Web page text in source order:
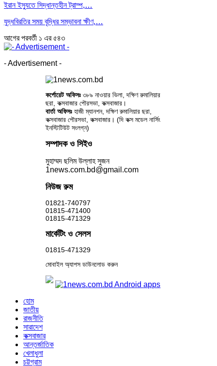
ইরান ইস্যুতে সিদ্ধান্তহীন ট্রাম্প,…
যুদ্ধবিরতির সময় বৃদ্ধির সম্ভাবনা ক্ষীণ,…
আগেরপরবর্তী ১ এর ৫৪৩
- Advertisement -
কর্পোরেট অফিসঃ ৩৮৯ নাওয়ার ভিলা, দক্ষিণ রুমালিয়ার
ছরা, কক্সবাজার পৌরসভা, কক্সবাজার।
বার্তা অফিসঃহাজী ম্যানশন, দক্ষিণ রুমালিয়ার ছরা,
কক্সবাজার পৌরসভা, কক্সবাজার। (দি কক্স মডেল নার্সিং
ইনস্টিটিউট সংলগ্ন)
সম্পাদক ও সিইও
মুহাম্মদ ছলিম উল্লাহ সুজন
1news.com.bd@gmail.com
নিউজ রুম
01821-740797
01815-471400
01815-471329
মার্কেটিং ও সেলস
01815-471329
মোবাইল অ্যাপস ডাউনলোড করুন
হোম
জাতীয়
রাজনীতি
সারাদেশ
কক্সবাজার
আন্তর্জাতিক
খেলাধুলা
চট্টগ্রাম